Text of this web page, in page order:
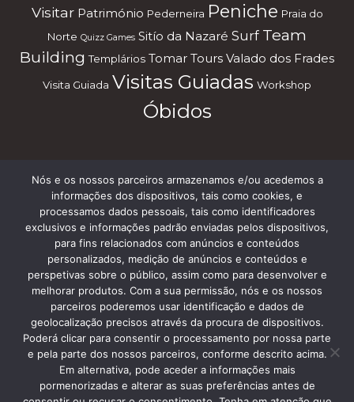
Visitar Património Pederneira Peniche Praia do
Norte Quizz Games Sitío da Nazaré Surf Team
Building Templários Tomar Tours Valado dos Frades
Visita Guiada Visitas Guiadas Workshop
Óbidos
Subscreve a nossa Newsletter
Termos e Condições
Nós e os nossos parceiros armazenamos e/ou acedemos a
informações dos dispositivos, tais como cookies, e
processamos dados pessoais, tais como identificadores
exclusivos e informações padrão enviadas pelos dispositivos,
para fins relacionados com anúncios e conteúdos
personalizados, medição de anúncios e conteúdos e
perspetivas sobre o público, assim como para desenvolver e
melhorar produtos. Com a sua permissão, nós e os nossos
parceiros poderemos usar identificação e dados de
geolocalização precisos através da procura de dispositivos.
Poderá clicar para consentir o processamento por nossa parte
e pela parte dos nossos parceiros, conforme descrito acima.
Em alternativa, pode aceder a informações mais
pormenorizadas e alterar as suas preferências antes de